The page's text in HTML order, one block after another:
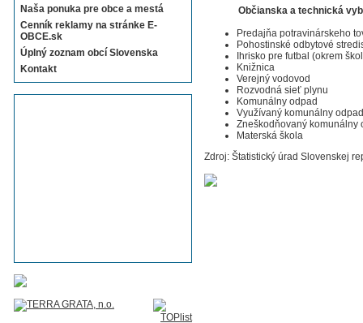
Naša ponuka pre obce a mestá
Cenník reklamy na stránke E-
OBCE.sk
Úplný zoznam obcí Slovenska
Kontakt
Občianska a technická
Predajňa potravinárskeho
Pohostinské odbytové
Ihrisko pre futbal (okrem
Knižnica
Verejný vodovod
Rozvodná sieť plynu
Komunálny odpad
Využívaný komunálny odpad
Zneškodňovaný komunálny
Materská škola
Zdroj: Štatistický úrad Slovenskej